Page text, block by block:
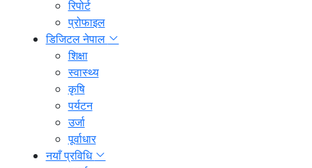
रिपोर्ट
प्रोफाइल
डिजिटल नेपाल
शिक्षा
स्वास्थ्य
कृषि
पर्यटन
उर्जा
पूर्वाधार
नयाँ प्रविधि